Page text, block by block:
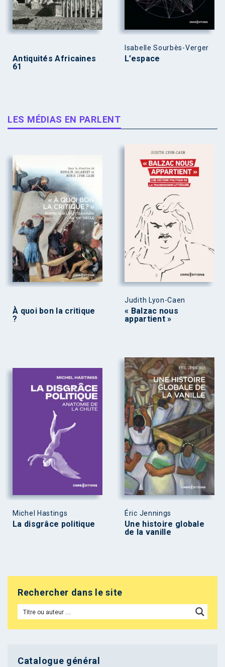
Antiquités Africaines
61
Isabelle Sourbès-Verger
L’espace
LES MÉDIAS EN PARLENT
À quoi bon la critique
?
Judith Lyon-Caen
« Balzac nous
appartient »
Michel Hastings
La disgrâce politique
Éric Jennings
Une histoire globale
de la vanille
Rechercher dans le site
Catalogue général